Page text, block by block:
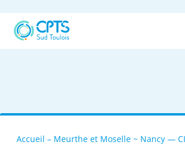
Accueil – Meurthe et Moselle ~ Nancy —